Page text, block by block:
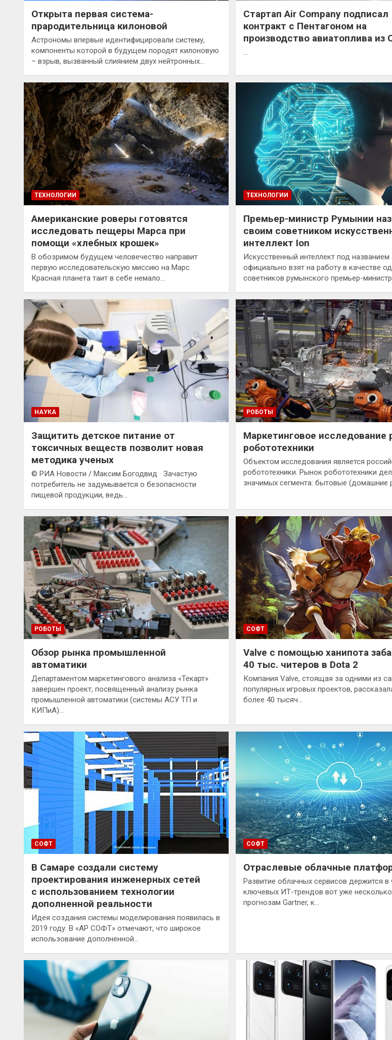
Открыта первая система-
прародительница килоновой
Астрономы впервые идентифицировали систему,
компоненты которой в будущем породят килоновую
– взрыв, вызванный слиянием двух нейтронных…
Стартап Air Company подписал
контракт с Пентагоном на
производство авиатоплива из
…
ТЕХНОЛОГИИ
Американские роверы готовятся
исследовать пещеры Марса при
помощи «хлебных крошек»
В обозримом будущем человечество направит
первую исследовательскую миссию на Марс.
Красная планета таит в себе немало…
ТЕХНОЛОГИИ
Премьер-министр Румынии
своим советником
интеллект Ion
Искусственный интеллект под названием
официально взят на работу в качестве
советников румынского премьер-
НАУКА
Защитить детское питание от
токсичных веществ позволит новая
методика ученых
© РИА Новости / Максим Богодвид Зачастую
потребитель не задумывается о безопасности
пищевой продукции, ведь…
РОБОТЫ
Маркетинговое исследование
робототехники
Объектом исследования является
робототехники. Рынок робототехники
значимых сегмента: бытовые (домашние
РОБОТЫ
Обзор рынка промышленной
автоматики
Департаментом маркетингового анализа «Текарт»
завершен проект, посвященный анализу рынка
промышленной автоматики (системы АСУ ТП и
КИПиА)…
СОФТ
Valve с помощью ханипота
40 тыс. читеров в Dota 2
Компания Valve, стоящая за одними из
популярных игровых проектов,
более 40 тысяч…
СОФТ
В Самаре создали систему
проектирования инженерных сетей
с использованием технологии
дополненной реальности
Идея создания системы моделирования появилась в
2019 году. В «АР СОФТ» отмечают, что широкое
использование дополненной…
СОФТ
Отраслевые облачные
Развитие облачных сервисов держится в
ключевых ИТ-трендов вот уже
прогнозам Gartner, к…